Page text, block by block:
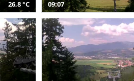
26,8 °C 09:07